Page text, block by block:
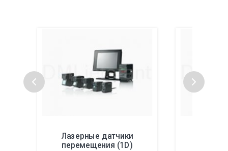
Лазерные датчики
перемещения (1D)